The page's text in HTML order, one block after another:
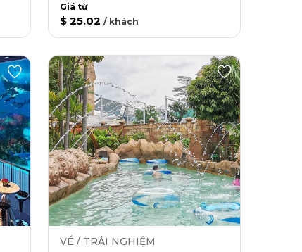
Giá từ
$ 25.02 / khách
VÉ / TRẢI NGHIỆM